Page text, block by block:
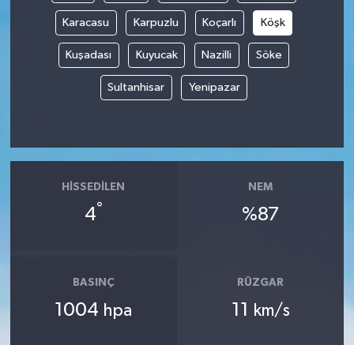
Karacasu Karpuzlu Koçarlı Köşk
Kuşadası Kuyucak Nazilli Söke
Sultanhisar Yenipazar
HISSEDILEN
4°
NEM
%87
BASINÇ
1004 hpa
RÜZGAR
11 km/s